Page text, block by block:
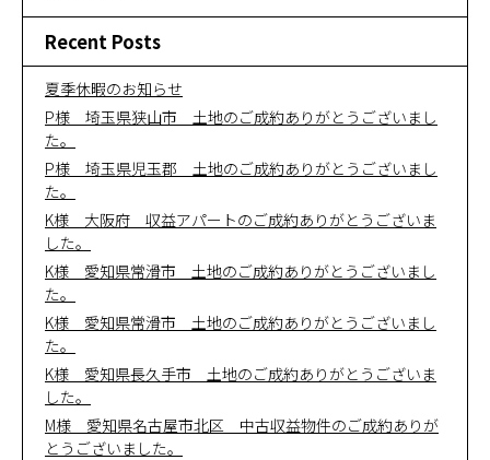
Recent Posts
夏季休暇のお知らせ
P様 埼玉県狭山市 土地のご成約ありがとうございまし
た。
P様 埼玉県児玉郡 土地のご成約ありがとうございまし
た。
K様 大阪府 収益アパートのご成約ありがとうございま
した。
K様 愛知県常滑市 土地のご成約ありがとうございまし
た。
K様 愛知県常滑市 土地のご成約ありがとうございまし
た。
K様 愛知県長久手市 土地のご成約ありがとうございま
した。
M様 愛知県名古屋市北区 中古収益物件のご成約ありが
とうございました。